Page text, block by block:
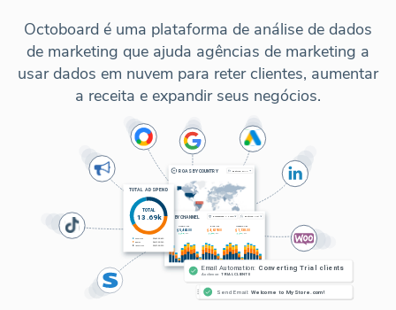
Octoboard é uma plataforma de análise de dados
de marketing que ajuda agências de marketing a
usar dados em nuvem para reter clientes, aumentar
a receita e expandir seus negócios.